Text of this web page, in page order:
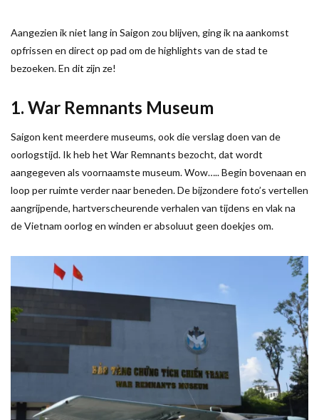
Aangezien ik niet lang in Saigon zou blijven, ging ik na aankomst
opfrissen en direct op pad om de highlights van de stad te
bezoeken. En dit zijn ze!
1. War Remnants Museum
Saigon kent meerdere museums, ook die verslag doen van de
oorlogstijd. Ik heb het War Remnants bezocht, dat wordt
aangegeven als voornaamste museum. Wow….. Begin bovenaan en
loop per ruimte verder naar beneden. De bijzondere foto’s vertellen
aangrijpende, hartverscheurende verhalen van tijdens en vlak na
de Vietnam oorlog en winden er absoluut geen doekjes om.